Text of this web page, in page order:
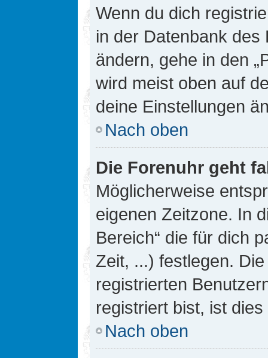
Wenn du dich
in der Datenbank
ändern, gehe in den
wird meist oben auf
deine Einstellungen
Nach oben
Die Forenuhr geht
Möglicherweise
eigenen Zeitzone. In
Bereich“ die für dich
Zeit, ...) festlegen.
registrierten
registriert bist, ist
Nach oben